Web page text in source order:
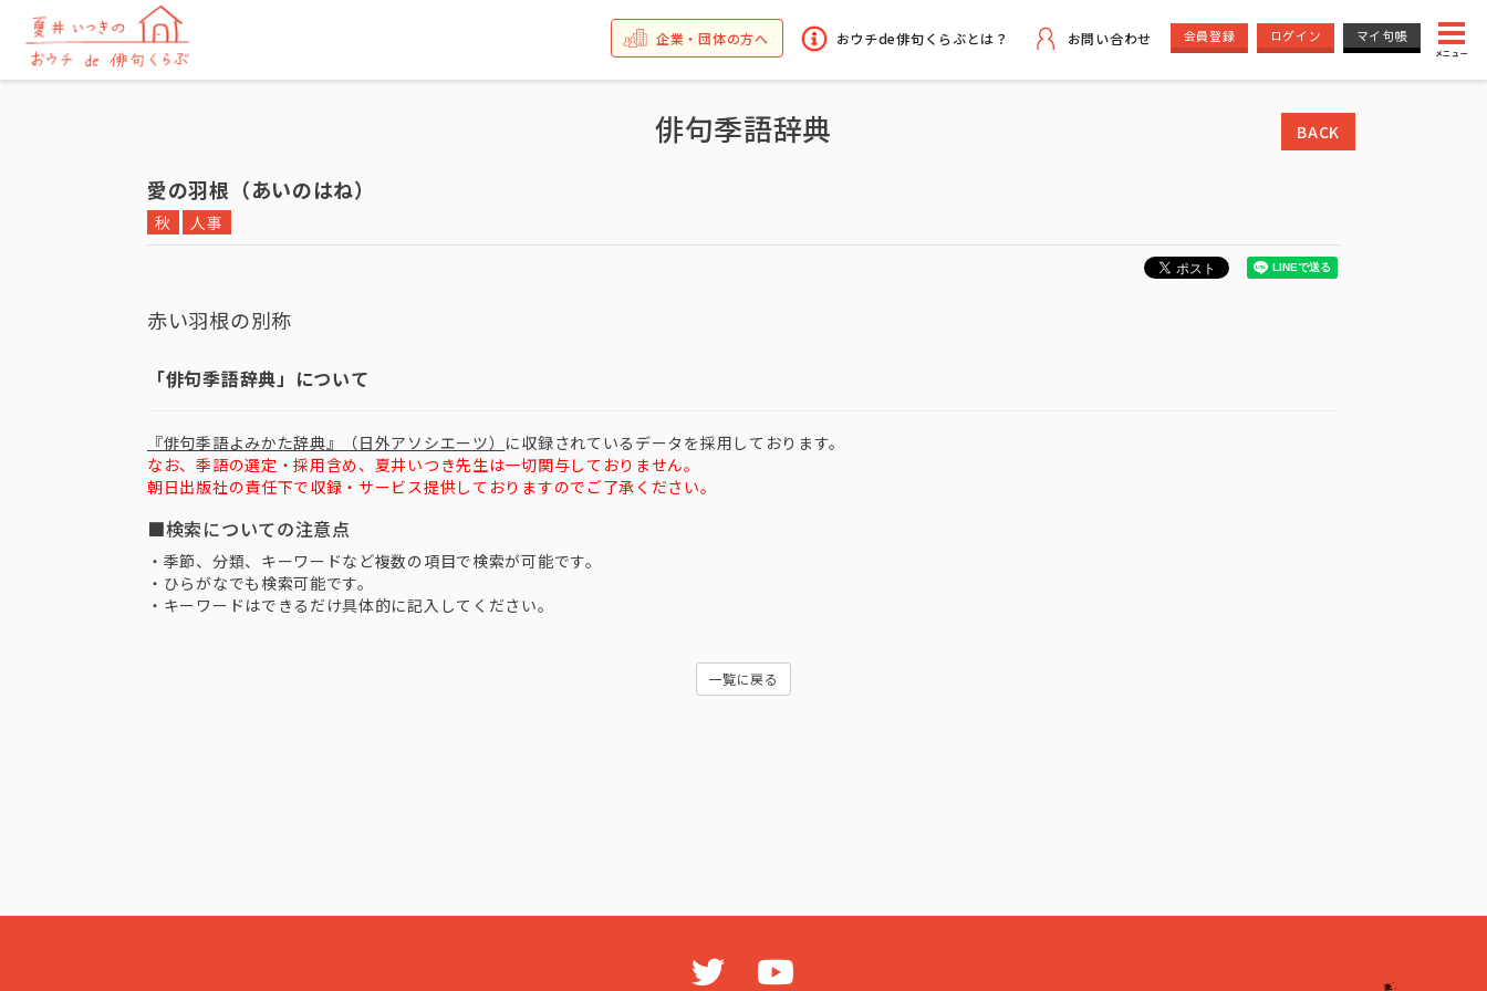
企業・団体の方へ おウチde俳句くらぶとは？ お問い合わせ 会員登録 ログイン マイ句帳
メニュー
俳句季語辞典 BACK
愛の羽根（あいのはね）
秋 人事
赤い羽根の別称
「俳句季語辞典」について
『俳句季語よみかた辞典』（日外アソシエーツ） に収録されているデータを採用しております。
なお、季語の選定・採用含め、夏井いつき先生は一切関与しておりません。
朝日出版社の責任下で収録・サービス提供しておりますのでご了承ください。
■検索についての注意点
・季節、分類、キーワードなど複数の項目で検索が可能です。
・ひらがなでも検索可能です。
・キーワードはできるだけ具体的に記入してください。
一覧に戻る